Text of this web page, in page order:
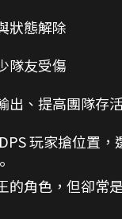
狀態解除
隊友受傷
出、提高團隊存
玩家搶位置，
的角色，但卻常